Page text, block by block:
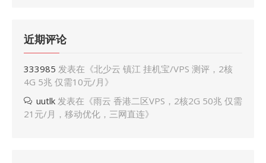
近期评论
333985 发表在《北少云 镇江 挂机宝/VPS 测评，2核
4G 5兆 仅需10元/月 》
uutlk 发表在《雨云 香港二区VPS，2核2G 50兆 仅需
21元/月，移动优化，三网直连》